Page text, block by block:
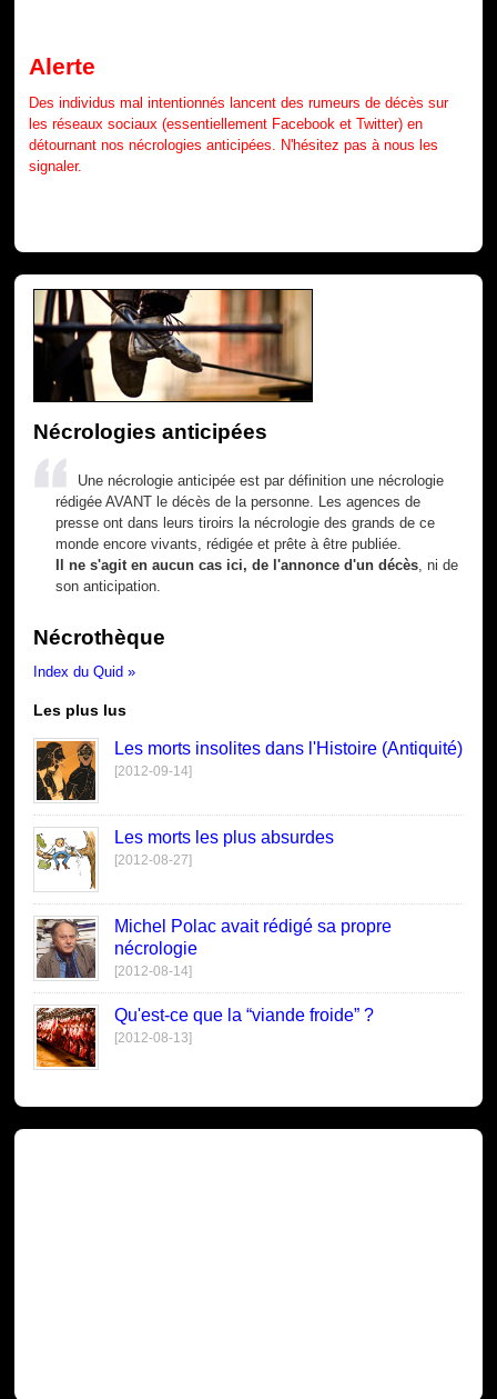
Alerte
Des individus mal intentionnés lancent des rumeurs de décès sur
les réseaux sociaux (essentiellement Facebook et Twitter) en
détournant nos nécrologies anticipées. N'hésitez pas à nous les
signaler.
Nécrologies anticipées
Une nécrologie anticipée est par définition une nécrologie
rédigée AVANT le décès de la personne. Les agences de
presse ont dans leurs tiroirs la nécrologie des grands de ce
monde encore vivants, rédigée et prête à être publiée.
Il ne s'agit en aucun cas ici, de l'annonce d'un décès , ni de
son anticipation.
Nécrothèque
Index du Quid »
Les plus lus
Les morts insolites dans l'Histoire (Antiquité)
[2012-09-14]
Les morts les plus absurdes
[2012-08-27]
Michel Polac avait rédigé sa propre
nécrologie
[2012-08-14]
Qu'est-ce que la “viande froide” ?
[2012-08-13]